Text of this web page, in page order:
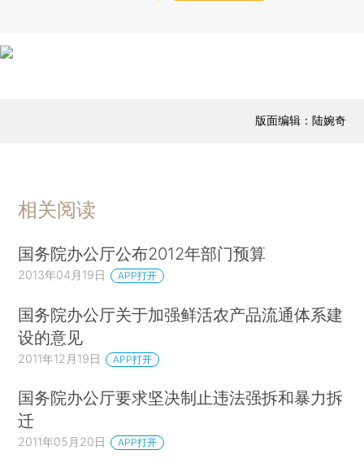
版面编辑：陆婉奇
相关阅读
国务院办公厅公布2012年部门预算
2013年04月19日 APP打开
国务院办公厅关于加强鲜活农产品流通体系建
设的意见
2011年12月19日 APP打开
国务院办公厅要求坚决制止违法强拆和暴力拆
迁
2011年05月20日 APP打开